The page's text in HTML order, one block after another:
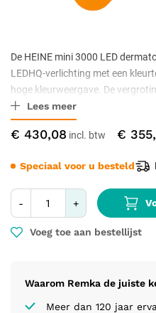
€ 430,08 €
- +
Voeg toe aan bestellijst
Waarom Remka de juiste
Meer dan 120 jaar
Speciaal voor u besteld
De HEINE mini 3000 LED
LEDHQ-verlichting met een
hoge kleurweergave. De
betreft uitsluitend de
schaal; een mini 3000
Lees meer